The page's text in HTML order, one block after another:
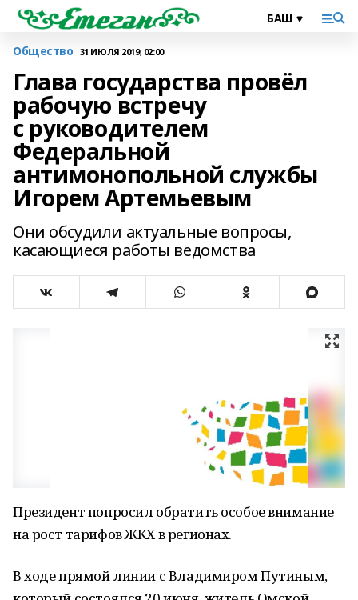
Общество 31 ИЮЛЯ 2019, 02:00
Глава государства провёл
рабочую встречу
с руководителем
Федеральной
антимонопольной службы
Игорем Артемьевым
Они обсудили актуальные вопросы,
касающиеся работы ведомства
Президент попросил обратить особое внимание
на рост тарифов ЖКХ в регионах.
В ходе прямой линии с Владимиром Путиным,